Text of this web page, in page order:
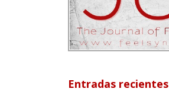
Entradas recientes